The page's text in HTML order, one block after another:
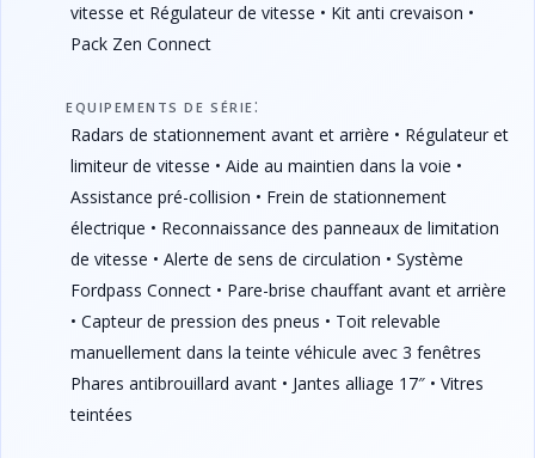
vitesse et Régulateur de vitesse • Kit anti crevaison •
Pack Zen Connect
EQUIPEMENTS DE SÉRIE:
Radars de stationnement avant et arrière • Régulateur et
limiteur de vitesse • Aide au maintien dans la voie •
Assistance pré-collision • Frein de stationnement
électrique • Reconnaissance des panneaux de limitation
de vitesse • Alerte de sens de circulation • Système
Fordpass Connect • Pare-brise chauffant avant et arrière
• Capteur de pression des pneus • Toit relevable
manuellement dans la teinte véhicule avec 3 fenêtres
Phares antibrouillard avant • Jantes alliage 17″ • Vitres
teintées